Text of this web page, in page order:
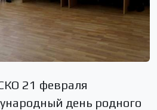
21 февраля
день родного